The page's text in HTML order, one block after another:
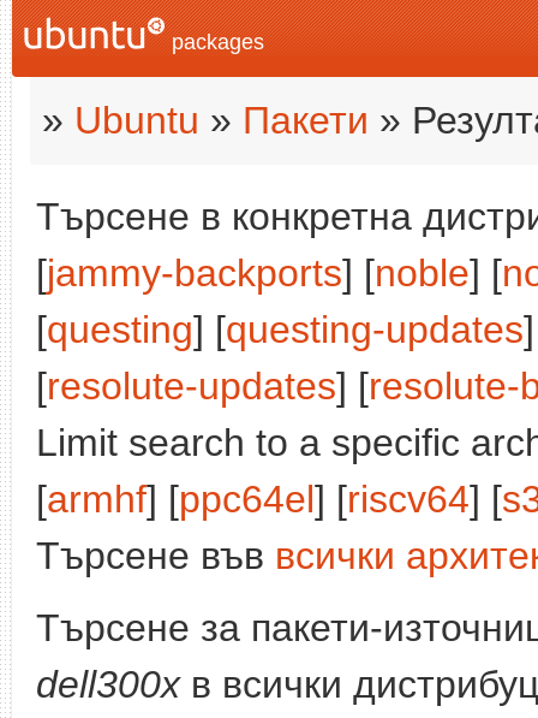
packages
» Ubuntu » Пакети »
Търсене в конкретна
[jammy-backports] [noble] [
[questing] [questing-updates
[resolute-updates] [resolute-
Limit search to a specific
[armhf] [ppc64el] [riscv64] [
Търсене във всички
Търсене за пакети-
dell300xв всички